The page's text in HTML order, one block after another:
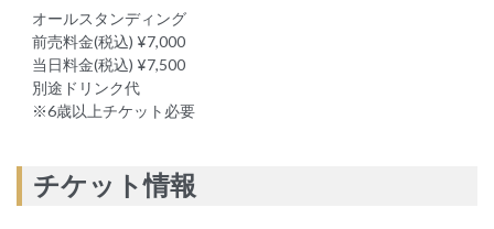
オールスタンディング
前売料金(税込) ¥7,000
当日料金(税込) ¥7,500
別途ドリンク代
※6歳以上チケット必要
チケット情報